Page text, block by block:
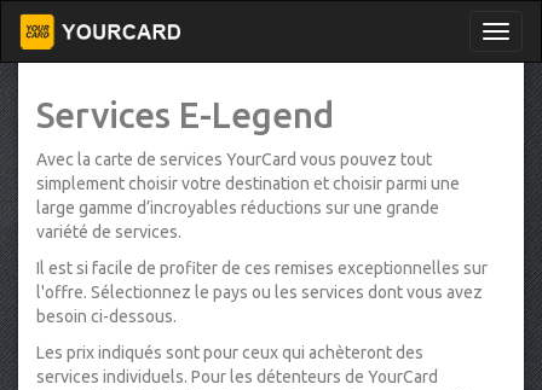
Services E-Legend
Avec la carte de services YourCard vous pouvez tout
simplement choisir votre destination et choisir parmi une
large gamme d’incroyables réductions sur une grande
variété de services.
Il est si facile de profiter de ces remises exceptionnelles sur
l'offre. Sélectionnez le pays ou les services dont vous avez
besoin ci-dessous.
Les prix indiqués sont pour ceux qui achèteront des
services individuels. Pour les détenteurs de YourCard